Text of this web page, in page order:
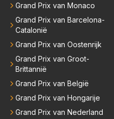
Grand Prix van Monaco
Grand Prix van Barcelona-
Catalonië
Grand Prix van Oostenrijk
Grand Prix van Groot-
Brittannië
Grand Prix van België
Grand Prix van Hongarije
Grand Prix van Nederland